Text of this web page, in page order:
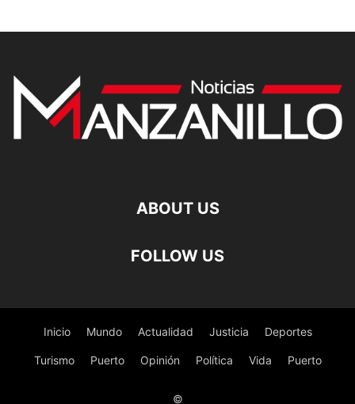
ABOUT US
FOLLOW US
Inicio Mundo Actualidad Justicia Deportes
Turismo Puerto Opinión Política Vida Puerto
©